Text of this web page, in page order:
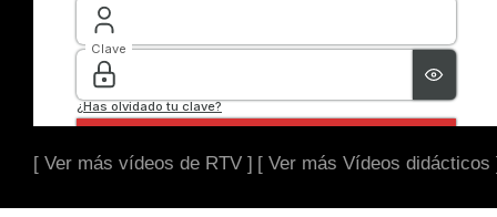
[ Ver más vídeos de RTV ] [ Ver más Vídeos didácticos